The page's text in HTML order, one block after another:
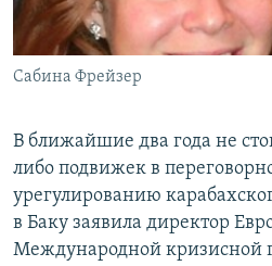
English
Русский
Сабина Фрейзер
В ближайшие два года не
либо подвижек в
урегулированию
в Баку заявила директор
Международной кризисной